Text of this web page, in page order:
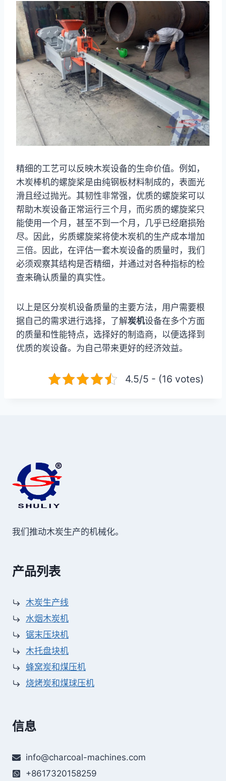
精细的工艺可以反映木炭设备的生命价值。例如，
木炭棒机的螺旋桨是由纯钢板材料制成的，表面光
滑且经过抛光。其韧性非常强，优质的螺旋桨可以
帮助木炭设备正常运行三个月，而劣质的螺旋桨只
能使用一个月，甚至不到一个月，几乎已经磨损殆
尽。因此，劣质螺旋桨将使木炭机的生产成本增加
三倍。因此，在评估一套木炭设备的质量时，我们
必须观察其结构是否精细，并通过对各种指标的检
查来确认质量的真实性。
以上是区分炭机设备质量的主要方法，用户需要根
据自己的需求进行选择，了解炭机设备在多个方面
的质量和性能特点，选择好的制造商，以便选择到
优质的炭设备。为自己带来更好的经济效益。
4.5/5 - (16 votes)
我们推动木炭生产的机械化。
产品列表
木炭生产线
水烟木炭机
锯末压块机
木托盘块机
蜂窝炭和煤压机
烧烤炭和煤球压机
信息
info@charcoal-machines.com
+8617320158259